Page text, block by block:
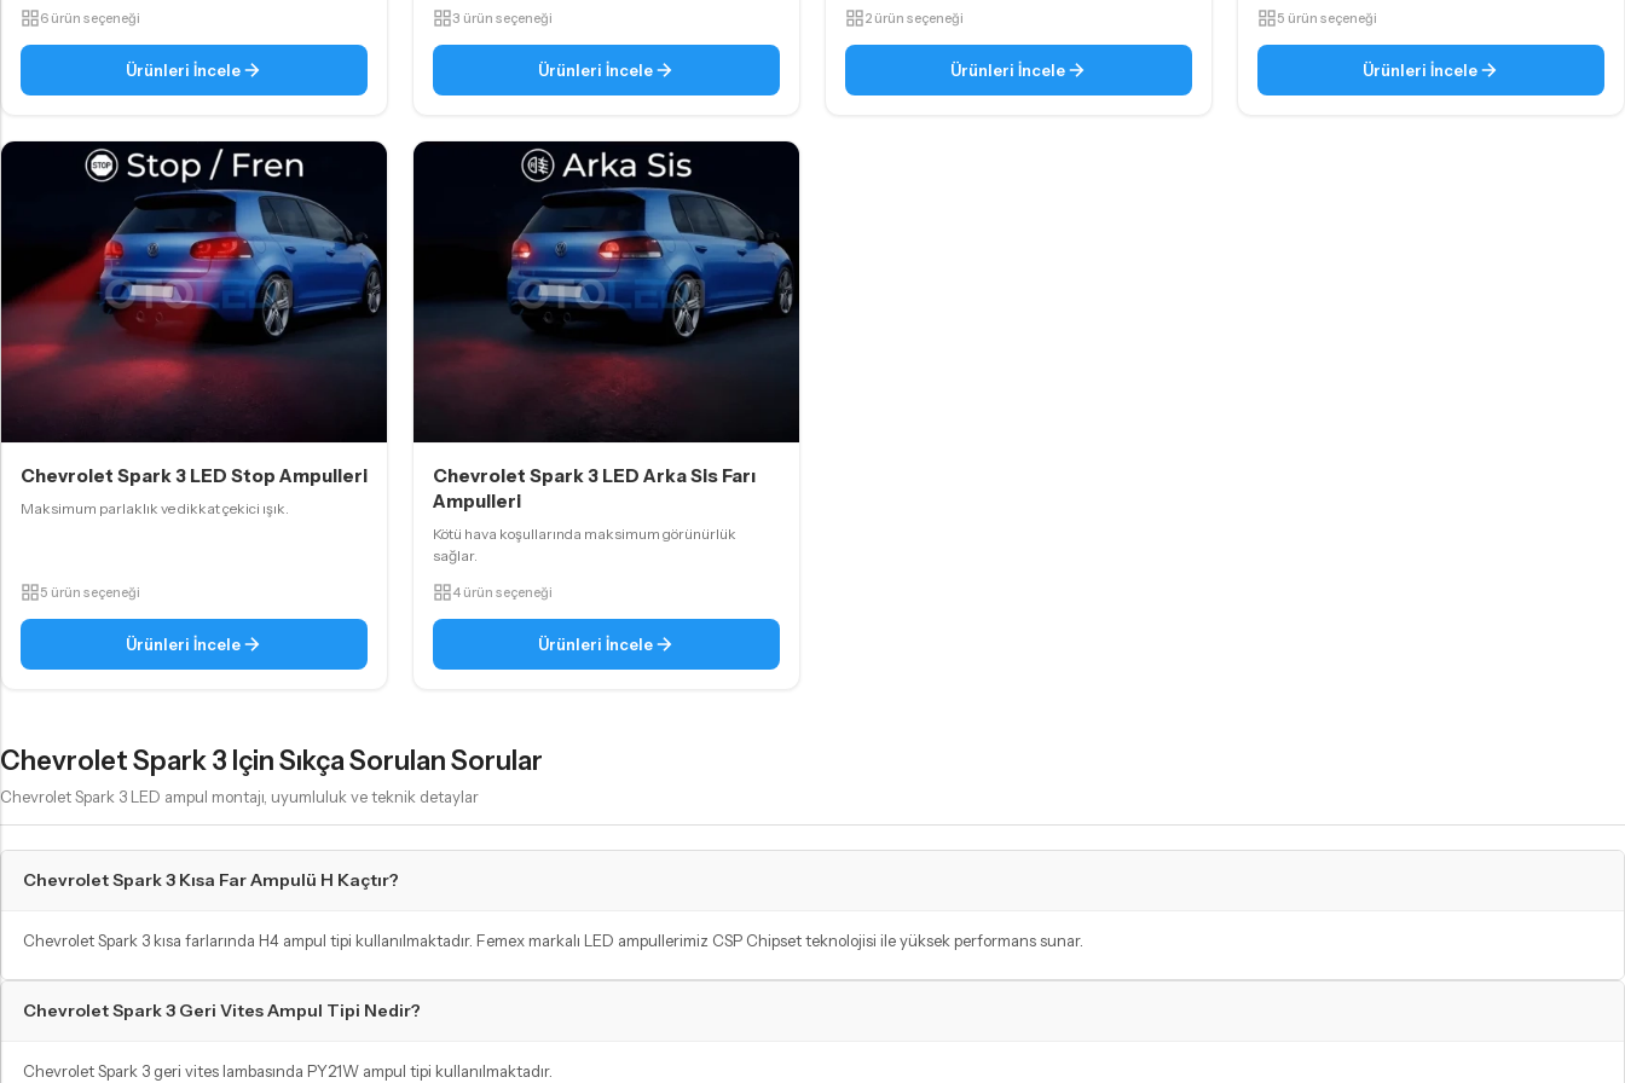
6 ürün seçeneği
Ürünleri İncele
3 ürün seçeneği
Ürünleri İncele
2 ürün seçeneği
Ürünleri İncele
5 ürün seçeneği
Ürünleri İncele
Chevrolet Spark 3 LED Stop Ampulleri
Maksimum parlaklık ve dikkat çekici ışık.
5 ürün seçeneği
Ürünleri İncele
Chevrolet Spark 3 LED Arka Sis Farı
Ampulleri
Kötü hava koşullarında maksimum görünürlük
sağlar.
4 ürün seçeneği
Ürünleri İncele
Chevrolet Spark 3 Için Sıkça Sorulan Sorular
Chevrolet Spark 3 LED ampul montajı, uyumluluk ve teknik detaylar
Chevrolet Spark 3 Kısa Far Ampulü H Kaçtır?
Chevrolet Spark 3 kısa farlarında H4 ampul tipi kullanılmaktadır. Femex markalı LED ampullerimiz CSP Chipset teknolojisi ile yüksek performans sunar.
Chevrolet Spark 3 Geri Vites Ampul Tipi Nedir?
Chevrolet Spark 3 geri vites lambasında PY21W ampul tipi kullanılmaktadır.